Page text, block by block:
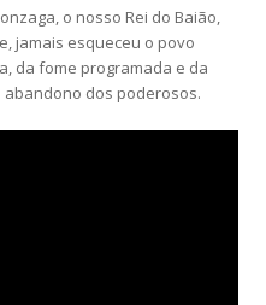
o nosso Rei do Baião,
jamais esqueceu o povo
da fome programada e da
dos poderosos.